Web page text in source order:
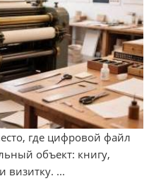
где цифровой файл
объект: книгу,
визитку. ...